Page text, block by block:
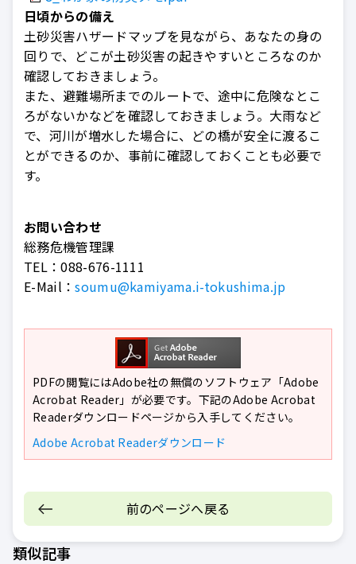
日頃からの備え
土砂災害ハザードマップを見ながら、あなたの身の
回りで、どこが土砂災害の起きやすいところなのか
確認しておきましょう。
また、避難場所までのルートで、途中に危険なとこ
ろがないかなどを確認しておきましょう。大雨など
で、河川が増水した場合に、どの橋が安全に渡るこ
とができるのか、事前に確認しておくことも必要で
す。
お問い合わせ
総務危機管理課
TEL：088-676-1111
E-Mail：soumu@kamiyama.i-tokushima.jp
PDFの閲覧にはAdobe社の無償のソフトウェア「Adobe
Acrobat Reader」が必要です。下記のAdobe Acrobat
Readerダウンロードページから入手してください。
Adobe Acrobat Readerダウンロード
前のページへ戻る
類似記事